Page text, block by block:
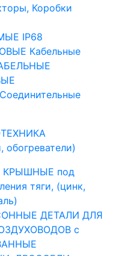
Коробки
IP68
Кабельные
обогреватели)
КРЫШНЫЕ под
тяги, (цинк,
ДЕТАЛИ ДЛЯ
с